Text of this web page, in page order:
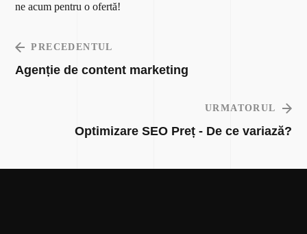
ne acum pentru o ofertă!
PRECEDENTUL
Agenție de content marketing
URMATORUL
Optimizare SEO Preț - De ce variază?